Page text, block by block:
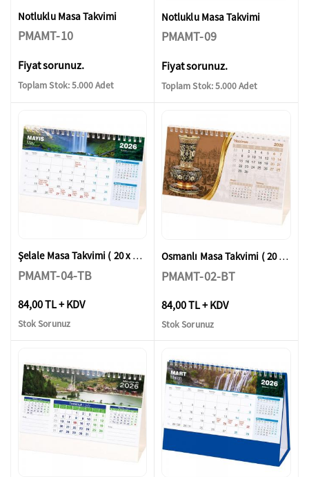
Notluklu Masa Takvimi
PMAMT-10
Fiyat sorunuz.
Toplam Stok: 5.000 Adet
Notluklu Masa Takvimi
PMAMT-09
Fiyat sorunuz.
Toplam Stok: 5.000 Adet
Şelale Masa Takvimi ( 20 x 14 x 7 cm )
PMAMT-04-TB
84,00 TL + KDV
Stok Sorunuz
Osmanlı Masa Takvimi ( 20 x 14 x 7 cm )
PMAMT-02-BT
84,00 TL + KDV
Stok Sorunuz